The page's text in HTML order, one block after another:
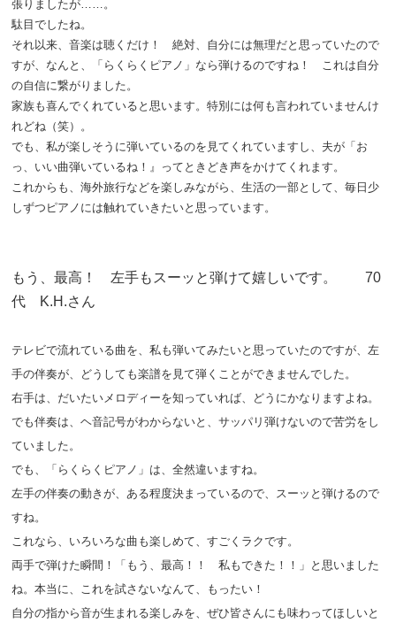
張りましたが……。
駄目でしたね。
それ以来、音楽は聴くだけ！ 絶対、自分には無理だと思っていたので
すが、なんと、「らくらくピアノ」なら弾けるのですね！ これは自分
の自信に繋がりました。
家族も喜んでくれていると思います。特別には何も言われていませんけ
れどね（笑）。
でも、私が楽しそうに弾いているのを見てくれていますし、夫が「お
っ、いい曲弾いているね！』ってときどき声をかけてくれます。
これからも、海外旅行などを楽しみながら、生活の一部として、毎日少
しずつピアノには触れていきたいと思っています。
もう、最高！ 左手もスーッと弾けて嬉しいです。 70
代 K.H.さん
テレビで流れている曲を、私も弾いてみたいと思っていたのですが、左
手の伴奏が、どうしても楽譜を見て弾くことができませんでした。
右手は、だいたいメロディーを知っていれば、どうにかなりますよね。
でも伴奏は、ヘ音記号がわからないと、サッパリ弾けないので苦労をし
ていました。
でも、「らくらくピアノ」は、全然違いますね。
左手の伴奏の動きが、ある程度決まっているので、スーッと弾けるので
すね。
これなら、いろいろな曲も楽しめて、すごくラクです。
両手で弾けた瞬間！「もう、最高！！ 私もできた！！」と思いました
ね。本当に、これを試さないなんて、もったい！
自分の指から音が生まれる楽しみを、ぜひ皆さんにも味わってほしいと